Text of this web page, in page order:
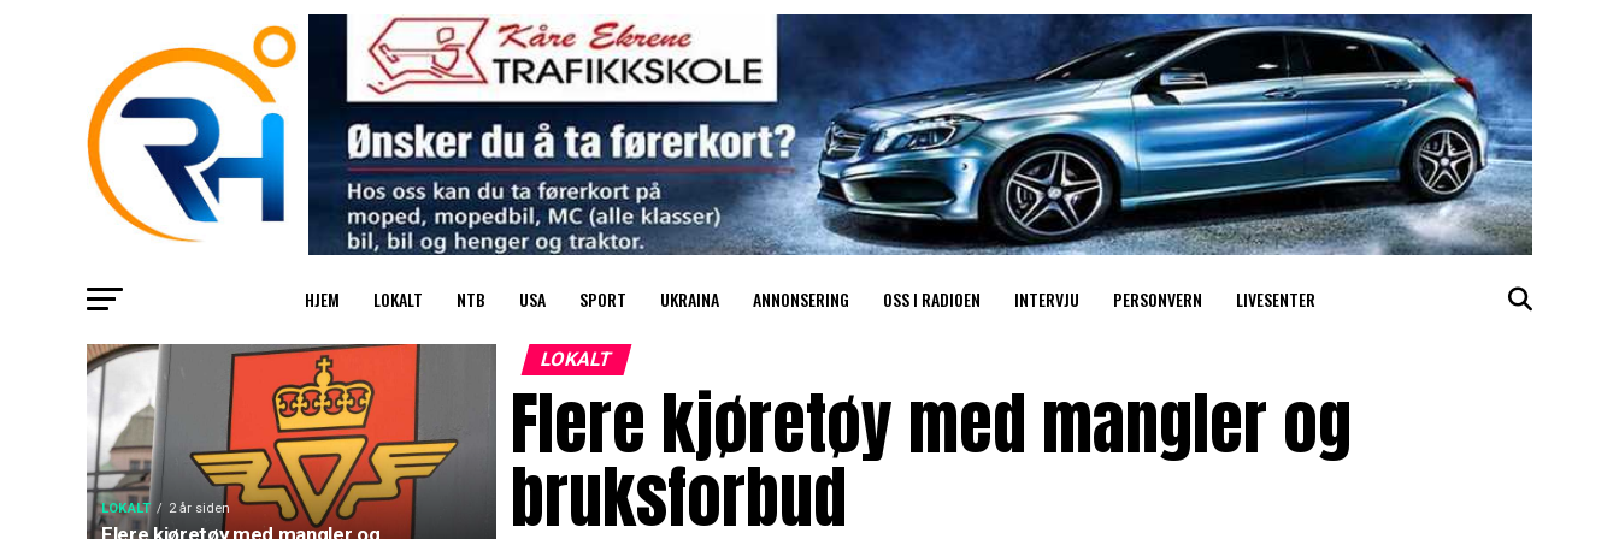
HJEM LOKALT NTB USA SPORT UKRAINA ANNONSERING OSS I RADIOEN INTERVJU PERSONVERN LIVESENTER
LOKALT 2 år siden
Flere kjøretøy med mangler og
LOKALT
Flere kjøretøy med mangler og
bruksforbud